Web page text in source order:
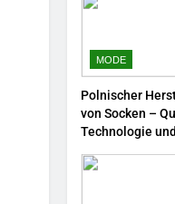
8
MODE
Polnischer
von Socken –
Technologie und